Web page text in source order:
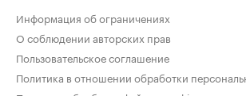
Информация об ограничениях
О соблюдении авторских прав
Пользовательское соглашение
Политика в отношении обработки